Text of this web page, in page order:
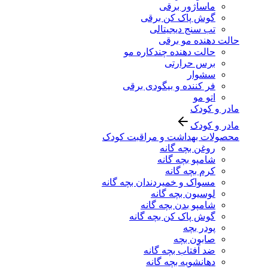
ماساژور برقی
گوش پاک کن برقی
تب سنج دیجیتالی
حالت دهنده مو برقی
حالت دهنده چندکاره مو
برس حرارتی
سشوار
فر کننده و بیگودی برقی
اتو مو
مادر و کودک
مادر و کودک
محصولات بهداشت و مراقبت کودک
روغن بچه گانه
شامپو بچه گانه
کرم بچه گانه
مسواک و خمیردندان بچه گانه
لوسیون بچه گانه
شامپو بدن بچه گانه
گوش پاک کن بچه گانه
پودر بچه
صابون بچه
ضد آفتاب بچه گانه
دهانشویه بچه گانه